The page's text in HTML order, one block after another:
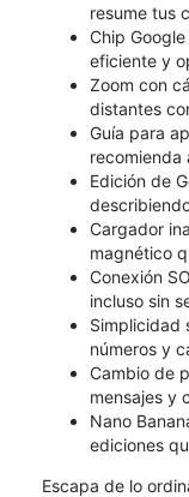
resume tus
Chip
eficiente y
Zoom con
distantes
Guía para
recomienda
Edición de
Cargador
magnético
Conexión
incluso sin
Simplicidad
números y
Cambio de
mensajes y
Nano
ediciones
Escapa de lo